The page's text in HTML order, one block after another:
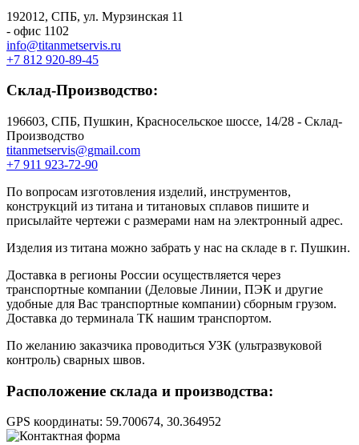
192012, СПБ, ул. Мурзинская 11
- офис 1102
info@titanmetservis.ru
+7 812 920-89-45
Склад-Производство:
196603, СПБ, Пушкин, Красносельское шоссе, 14/28 - Склад-
Производство
titanmetservis@gmail.com
+7 911 923-72-90
По вопросам изготовления изделий, инструментов,
конструкций из титана и титановых сплавов пишите и
присылайте чертежи с размерами нам на электронный адрес.
Изделия из титана можно забрать у нас на складе в г. Пушкин.
Доставка в регионы России осуществляется через
транспортные компании (Деловые Линии, ПЭК и другие
удобные для Вас транспортные компании) сборным грузом.
Доставка до терминала ТК нашим транспортом.
По желанию заказчика проводиться УЗК (ультразвуковой
контроль) сварных швов.
Расположение склада и производства:
GPS координаты: 59.700674, 30.364952